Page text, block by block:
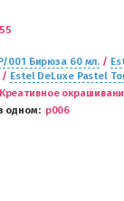
001 Бирюза 60 мл. /
/ Estel DeLuxe Pastel
Креативное
одном
p006